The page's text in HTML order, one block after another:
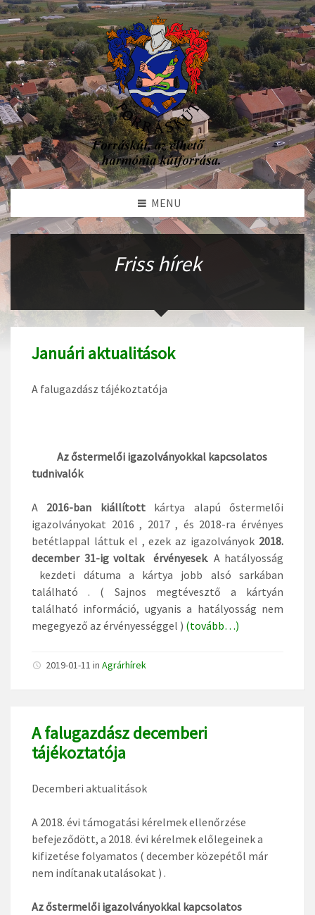
MENU
Friss hírek
Januári aktualitások
A falugazdász tájékoztatója
Az őstermelői igazolványokkal kapcsolatos
tudnivalók
A 2016-ban kiállítottkártya alapú őstermelői
igazolványokat 2016 , 2017 , és 2018-ra érvényes
betétlappal láttuk el , ezek az igazolványok 2018.
december 31-ig voltak érvényesek. A hatályosság
kezdeti dátuma a kártya jobb alsó sarkában
található . ( Sajnos megtévesztő a kártyán
található információ, ugyanis a hatályosság nem
megegyező az érvényességgel ) (tovább…)
2019-01-11 in Agrárhírek
A falugazdász decemberi
tájékoztatója
Decemberi aktualitások
A 2018. évi támogatási kérelmek ellenőrzése
befejeződött, a 2018. évi kérelmek előlegeinek a
kifizetése folyamatos ( december közepétől már
nem indítanak utalásokat ) .
Az őstermelői igazolványokkal kapcsolatos